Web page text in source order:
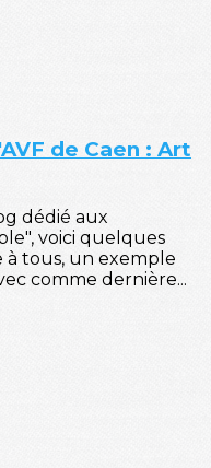
de Caen : Art
dédié aux
voici quelques
tous, un exemple
comme dernière...